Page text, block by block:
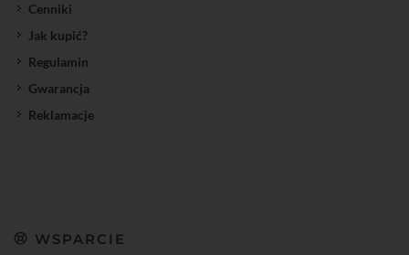
Cenniki
Jak kupić?
Regulamin
Gwarancja
Reklamacje
WSPARCIE